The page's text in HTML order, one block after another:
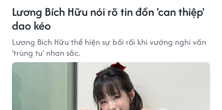
Lương Bích Hữu nói rõ tin đồn 'can thiệp'
dao kéo
Lương Bích Hữu thể hiện sự bối rối khi vướng nghi vấn
'trùng tu' nhan sắc.